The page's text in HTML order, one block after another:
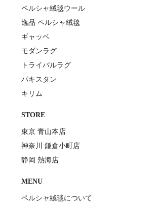
ペルシャ絨毯ウール
逸品 ペルシャ絨毯
ギャッベ
モダンラグ
トライバルラグ
パキスタン
キリム
STORE
東京 青山本店
神奈川 鎌倉小町店
静岡 熱海店
MENU
ペルシャ絨毯について